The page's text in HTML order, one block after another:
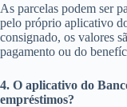
As parcelas podem ser
pelo próprio aplicativo
consignado, os valores
pagamento ou do
4. O aplicativo do
empréstimos?